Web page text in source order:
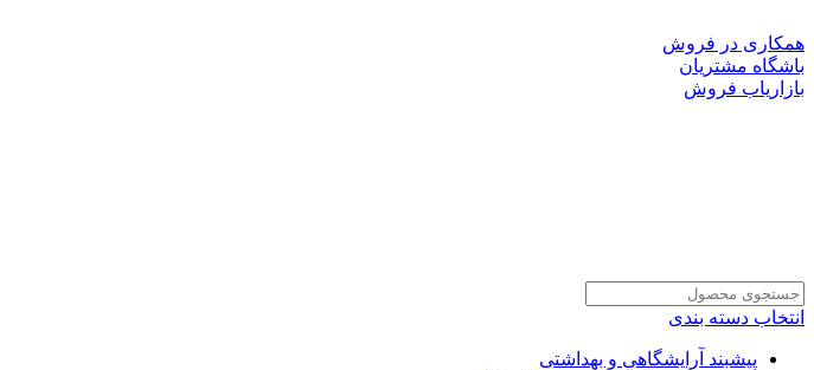
همکاری در فروش
باشگاه مشتریان
بازاریاب فروش
انتخاب دسته بندی
پیشبند آرایشگاهی و بهداشتی